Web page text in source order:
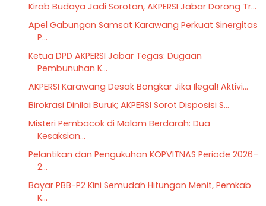
Kirab Budaya Jadi Sorotan, AKPERSI Jabar Dorong Tr...
Apel Gabungan Samsat Karawang Perkuat Sinergitas
P...
Ketua DPD AKPERSI Jabar Tegas: Dugaan
Pembunuhan K...
AKPERSI Karawang Desak Bongkar Jika Ilegal! Aktivi...
Birokrasi Dinilai Buruk; AKPERSI Sorot Disposisi S...
​Misteri Pembacok di Malam Berdarah: Dua
Kesaksian...
Pelantikan dan Pengukuhan KOPVITNAS Periode 2026–
2...
Bayar PBB-P2 Kini Semudah Hitungan Menit, Pemkab
K...